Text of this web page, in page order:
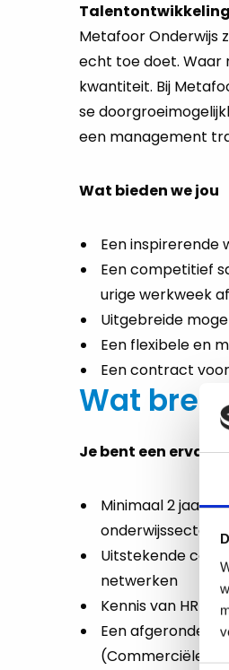
Talentontwikkeling
Me­ta­foor On­der­wijs
echt toe doet. Waar
kwan­ti­teit. Bij
se
een ma­na­ge­ment
Wat bieden we jou
Een
Een competitief
urige werkweek
Uitgebreide
Een flexibele en
Een contract
Wat
Je bent een
Minimaal 2 jaar
onderwijssector
Uitstekende
netwerken
Kennis van HR-
Een afgeronde
(Commerciële)